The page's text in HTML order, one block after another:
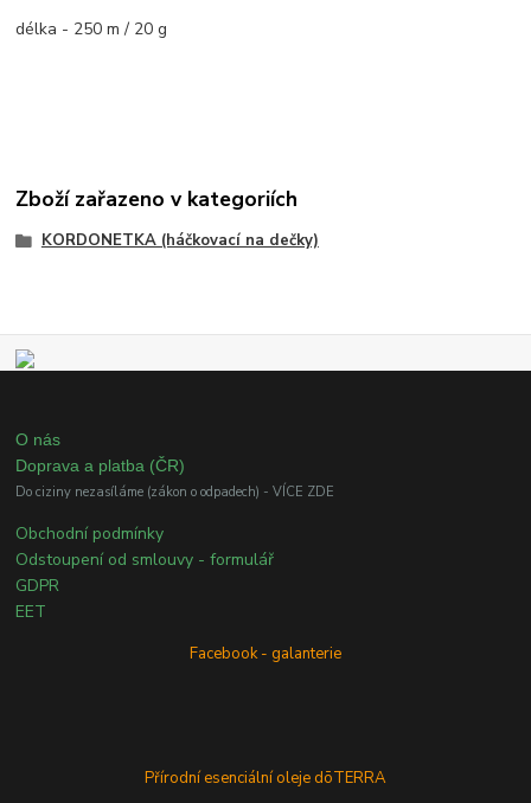
délka - 250 m / 20 g
Zboží zařazeno v kategoriích
KORDONETKA (háčkovací na dečky)
O nás
Doprava a platba (ČR)
Do ciziny nezasíláme (zákon o odpadech) - VÍCE ZDE
Obchodní podmínky
Odstoupení od smlouvy - formulář
GDPR
EET
Facebook - galanterie
Přírodní esenciální oleje dōTERRA